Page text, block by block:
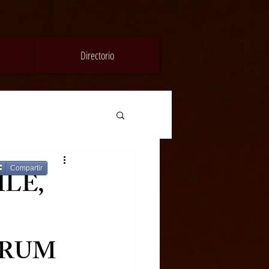
Directorio
Compartir